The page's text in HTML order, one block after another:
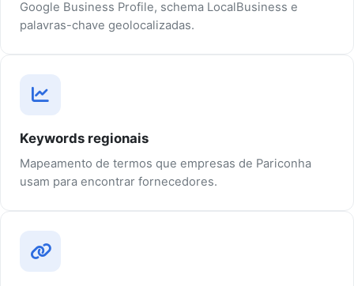
Google Business Profile, schema LocalBusiness e
palavras-chave geolocalizadas.
Keywords regionais
Mapeamento de termos que empresas de Pariconha
usam para encontrar fornecedores.